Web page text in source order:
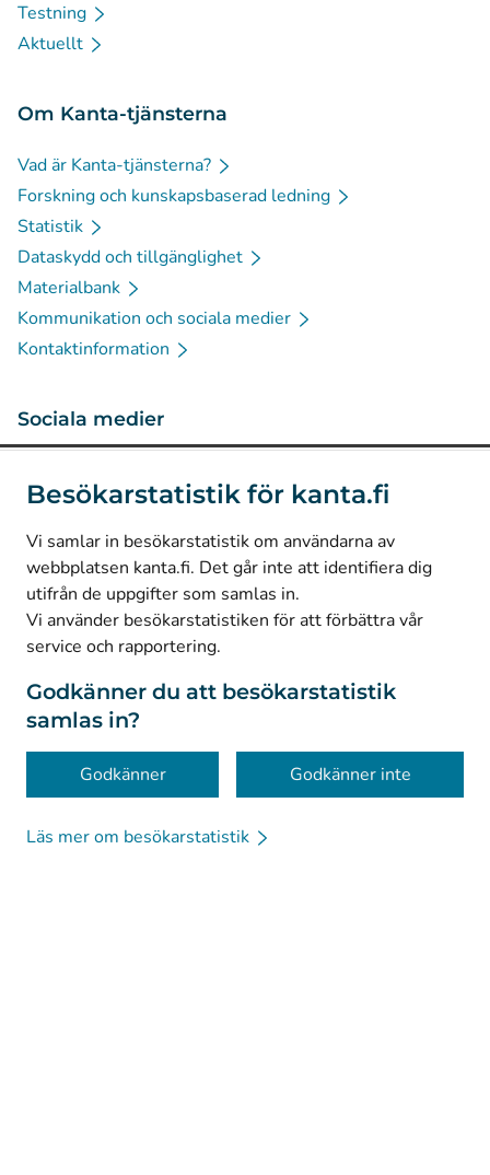
Besökarstatistik för kanta.fi
Vi samlar in besökarstatistik om användarna av
webbplatsen kanta.fi. Det går inte att identifiera dig
utifrån de uppgifter som samlas in.
Vi använder besökarstatistiken för att förbättra vår
service och rapportering.
Godkänner du att besökarstatistik
samlas in?
Godkänner Godkänner inte
Läs mer om besökarstatistik
Testning
Aktuellt
Om Kanta-tjänsterna
Vad är Kanta-tjänsterna?
Forskning och kunskapsbaserad ledning
Statistik
Dataskydd och tillgänglighet
Materialbank
Kommunikation och sociala medier
Kontaktinformation
Sociala medier
LinkedIn(Avautuu uuteen välilehteen)
Facebook
Avautuu uuteen välilehteen)
© Kanta-Palvelut, Kansaneläkelaitos
Dataskydd
Om webbplatsen
Tillgänglighet
Kakor